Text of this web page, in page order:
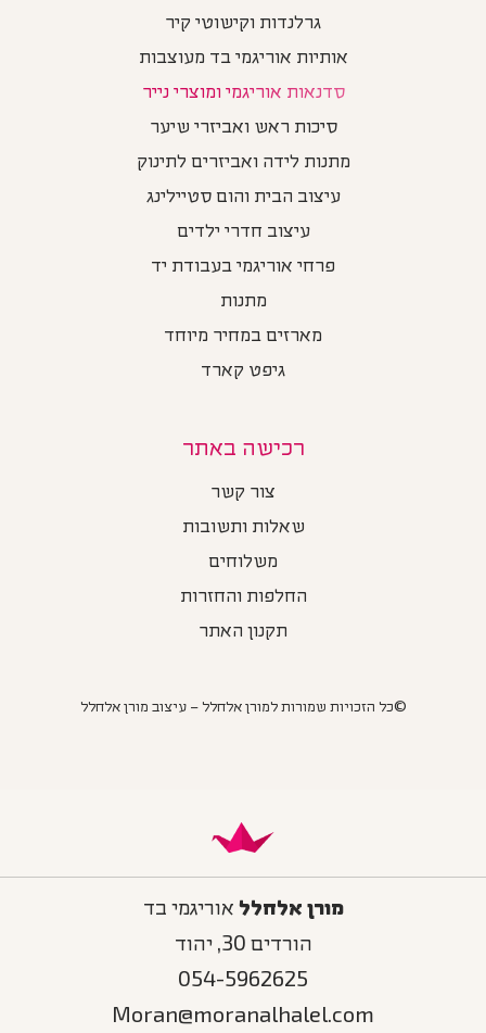
גרלנדות וקישוטי קיר
אותיות אוריגמי בד מעוצבות
סדנאות אוריגמי ומוצרי נייר
סיכות ראש ואביזרי שיער
מתנות לידה ואביזרים לתינוק
עיצוב הבית והום סטיילינג
עיצוב חדרי ילדים
פרחי אוריגמי בעבודת יד
מתנות
מארזים במחיר מיוחד
גיפט קארד
רכישה באתר
צור קשר
שאלות ותשובות
משלוחים
החלפות והחזרות
תקנון האתר
©כל הזכויות שמורות למורן אלחלל – עיצוב מורן אלחלל
מורן אלחלל אוריגמי בד
הורדים 30, יהוד
054-5962625
Moran@moranalhalel.com